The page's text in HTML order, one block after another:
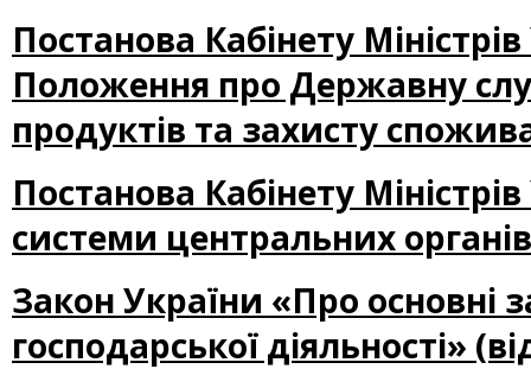
Постанова Кабінету
Положення про Державну
продуктів та захисту
Постанова Кабінету
системи центральних
Закон України «Про основні
господарської діяльності»